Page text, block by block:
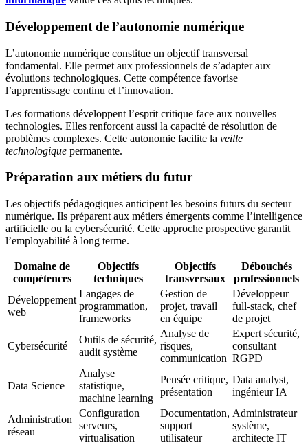
Développement de l’autonomie numérique
L’autonomie numérique constitue un objectif transversal
fondamental. Elle permet aux professionnels de s’adapter aux
évolutions technologiques. Cette compétence favorise
l’apprentissage continu et l’innovation.
Les formations développent l’esprit critique face aux nouvelles
technologies. Elles renforcent aussi la capacité de résolution de
problèmes complexes. Cette autonomie facilite la veille
technologique permanente.
Préparation aux métiers du futur
Les objectifs pédagogiques anticipent les besoins futurs du secteur
numérique. Ils préparent aux métiers émergents comme l’intelligence
artificielle ou la cybersécurité. Cette approche prospective garantit
l’employabilité à long terme.
Domaine de
compétences
Objectifs
techniques
Objectifs
transversaux
Débouchés
professionnels
Développement
web
Langages de
programmation,
frameworks
Gestion de
projet, travail
en équipe
Développeur
full-stack, chef
de projet
Cybersécurité
Outils de sécurité,
audit système
Analyse de
risques,
communication
Expert sécurité,
consultant
RGPD
Data Science
Analyse
statistique,
machine learning
Pensée critique,
présentation
Data analyst,
ingénieur IA
Administration
réseau
Configuration
serveurs,
virtualisation
Documentation,
support
utilisateur
Administrateur
système,
architecte IT